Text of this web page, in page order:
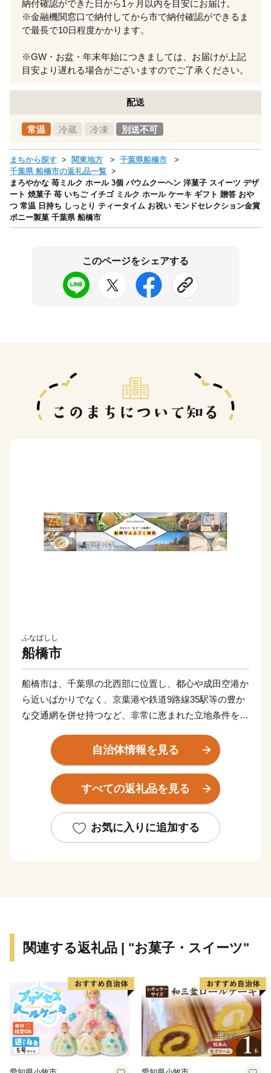
納付確認ができた日から1ヶ月以内を目安にお届け。
※金融機関窓口で納付してから市で納付確認ができるま
で最長で10日程度かかります。
※GW・お盆・年末年始につきましては、お届けが上記
目安より遅れる場合がございますのでご了承ください。
配送
常温 冷蔵 冷凍 別送不可
まちから探す 関東地方
千葉県船橋市
千葉県 船橋市の返礼品一覧
まろやかな 苺ミルク ホール 3個 バウムクーヘン 洋菓子 スイーツ デザ
ート 焼菓子 苺 いちご イチゴ ミルク ホール ケーキ ギフト 贈答 おや
つ 常温 日持ち しっとり ティータイム お祝い モンドセレクション金賞
ポニー製菓 千葉県 船橋市
このページをシェアする
ふなばしし
船橋市
船橋市は、千葉県の北西部に位置し、都心や成田空港か
ら近いばかりでなく、京葉港や鉄道9路線35駅等の豊か
な交通網を併せ持つなど、非常に恵まれた立地条件を備
かつては、成田山に参拝する佐倉街道の宿場町として栄
え、昭和12年4月1日に2町3村（船橋町、葛飾町、八栄
村、法典村、塚田村）が合併して、「船橋市」が誕生し
ました。
ています。
自治体情報を見る
すべての返礼品を見る
お気に入りに追加する
関連する返礼品 | "お菓子・スイーツ"